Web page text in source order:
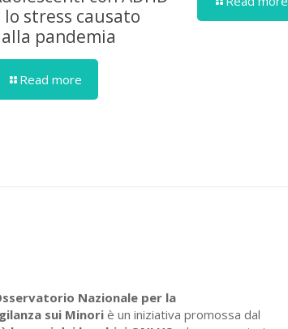
lo stress causato
pandemia
Read more
Nazionale per la
sui Minoriè un iniziativa promossa dal